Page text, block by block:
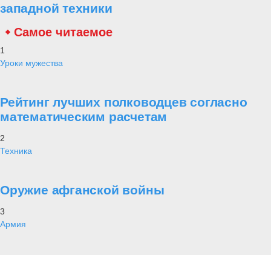
западной техники
Самое читаемое
1
Уроки мужества
Рейтинг лучших полководцев согласно
математическим расчетам
2
Техника
Оружие афганской войны
3
Армия